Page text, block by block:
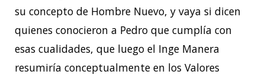
su concepto de Hombre Nuevo, y vaya si dicen
quienes conocieron a Pedro que cumplía con
esas cualidades, que luego el Inge Manera
resumiría conceptualmente en los Valores